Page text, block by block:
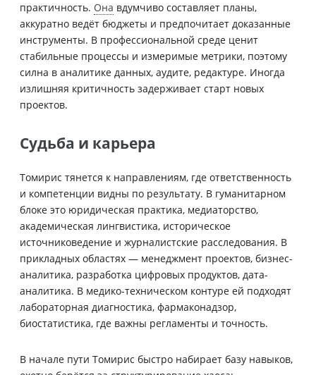
практичность. Она вдумчиво составляет планы,
аккуратно ведёт бюджеты и предпочитает доказанные
инструменты. В профессиональной среде ценит
стабильные процессы и измеримые метрики, поэтому
силна в аналитике данных, аудите, редактуре. Иногда
излишняя критичность задерживает старт новых
проектов.
Судьба и карьера
Томирис тянется к направлениям, где ответственность
и компетенции видны по результату. В гуманитарном
блоке это юридическая практика, медиаторство,
академическая лингвистика, историческое
источниковедение и журналистские расследования. В
прикладных областях — менеджмент проектов, бизнес-
аналитика, разработка цифровых продуктов, дата-
аналитика. В медико-техническом контуре ей подходят
лабораторная диагностика, фармаконадзор,
биостатистика, где важны регламенты и точность.
В начале пути Томирис быстро набирает базу навыков,